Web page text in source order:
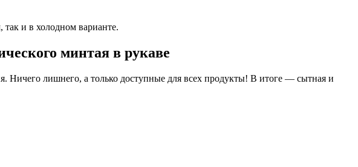
и в холодном варианте.
минтая в рукаве
Ничего лишнего, а только доступные для всех продукты! В итоге — сытная и